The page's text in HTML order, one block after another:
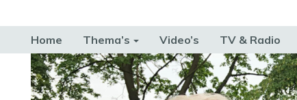
Home Thema’s Video’s TV & Radio
CONSUMENT ETEN & DRINKEN FAMILIE & RELATIE GELD,
TERUG NAAR TOEN